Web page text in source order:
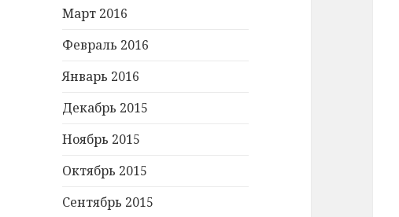
Март 2016
Февраль 2016
Январь 2016
Декабрь 2015
Ноябрь 2015
Октябрь 2015
Сентябрь 2015